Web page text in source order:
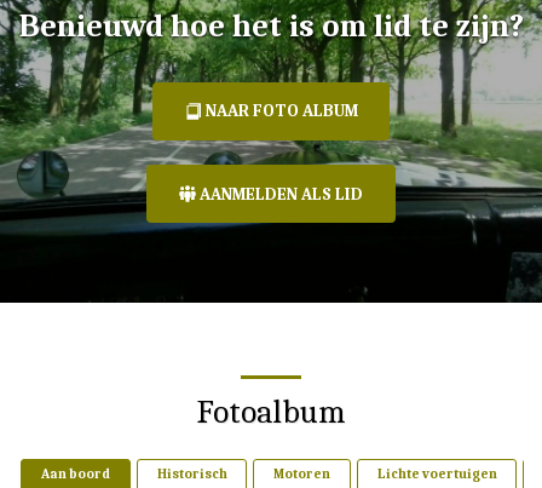
Benieuwd hoe het is om lid te zijn?
NAAR FOTO ALBUM
AANMELDEN ALS LID
Fotoalbum
Aan boord Historisch Motoren Lichte voertuigen